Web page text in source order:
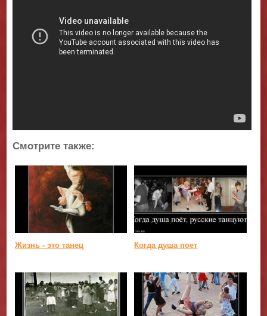
Смотрите также:
Жизнь - это танец Когда душа поет